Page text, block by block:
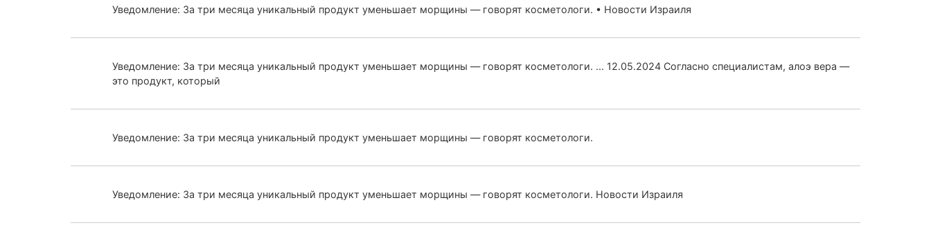
Уведомление: За три месяца уникальный продукт уменьшает морщины — говорят косметологи. • Новости Израиля
Уведомление: За три месяца уникальный продукт уменьшает морщины — говорят косметологи. ... 12.05.2024 Согласно специалистам, алоэ вера —
это продукт, который
Уведомление: За три месяца уникальный продукт уменьшает морщины — говорят косметологи.
Уведомление: За три месяца уникальный продукт уменьшает морщины — говорят косметологи. Новости Израиля